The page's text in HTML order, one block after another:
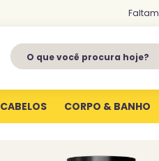
Faltam
O que você procura hoje?
CABELOS CORPO & BANHO